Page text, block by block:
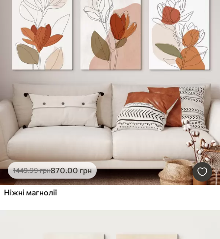
1449.99грн870.00грн
Ніжні магнолії